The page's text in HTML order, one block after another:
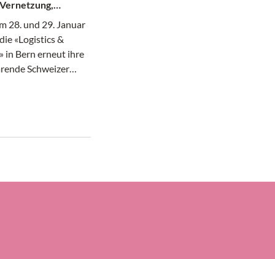
28. und 29. Januar
«Logistics &
in Bern erneut ihre
Schweizer